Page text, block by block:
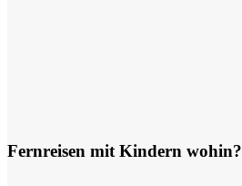
Fernreisen mit Kindern wohin?